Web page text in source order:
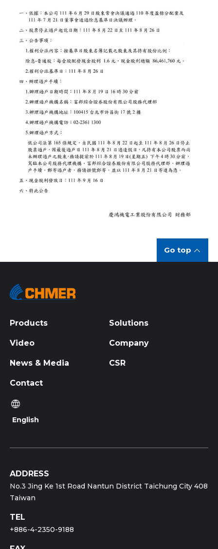
Go top
Products Solutions
Video Company
News & Media CSR
Contact
English
ADDRESS
No.3 Jing Ke 1st Road Nantun District Taichung City 408
Taiwan
TEL
+886-4-2350-9188